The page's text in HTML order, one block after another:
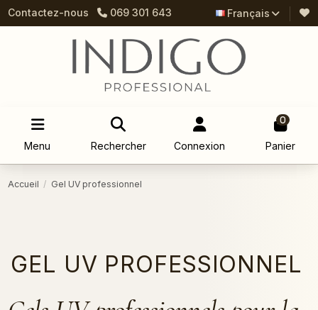
Contactez-nous 069 301 643 Français
Menu Rechercher Connexion
0
Panier
Accueil Gel UV professionnel
GEL UV PROFESSIONNEL